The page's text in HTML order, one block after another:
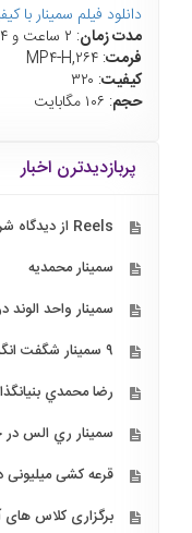
دانلود فیلم سمینار
مدت زمان: ۲ ساعت و ۴ دقیقه
فرمت: MP۴-H,۲۶۴
کیفیت: ۳۲۰
حجم: ۱۰۶ مگابایت
پربازدیدترن اخبار
Reels از دیدگاه شرکت کنندگان در سمینار
سمینار محمدیه
سمینار واحد الوند
۹ سمینار شگفت انگیز Reels در قزوین
رضا محمدي بنيانگذار
سمينار ري الس
قرعه کشی میلیونی
برگزاری کلاس های